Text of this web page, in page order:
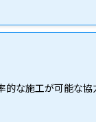
的な施工が可能な協